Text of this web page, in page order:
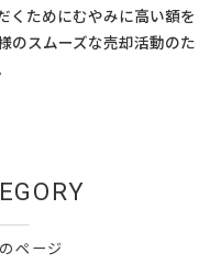
くためにむやみに高い額を
のスムーズな売却活動のた
ページ